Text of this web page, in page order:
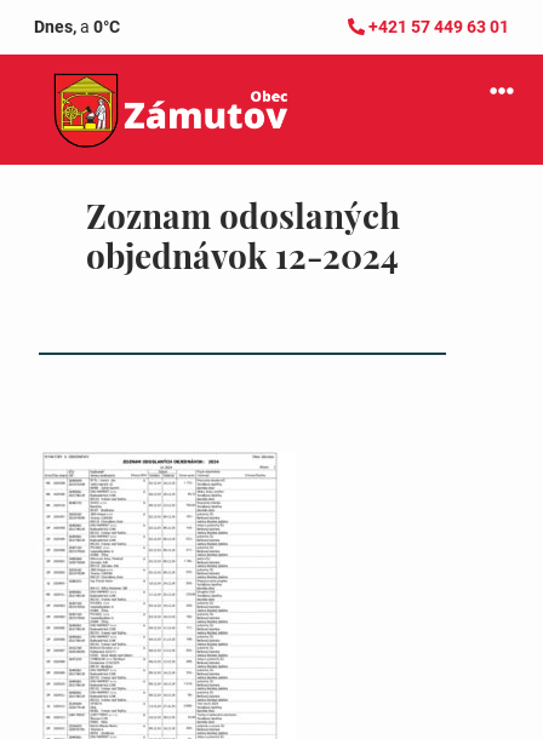
Dnes,a 0°C +421 57 449 63 01
Zoznam odoslaných
objednávok 12-2024